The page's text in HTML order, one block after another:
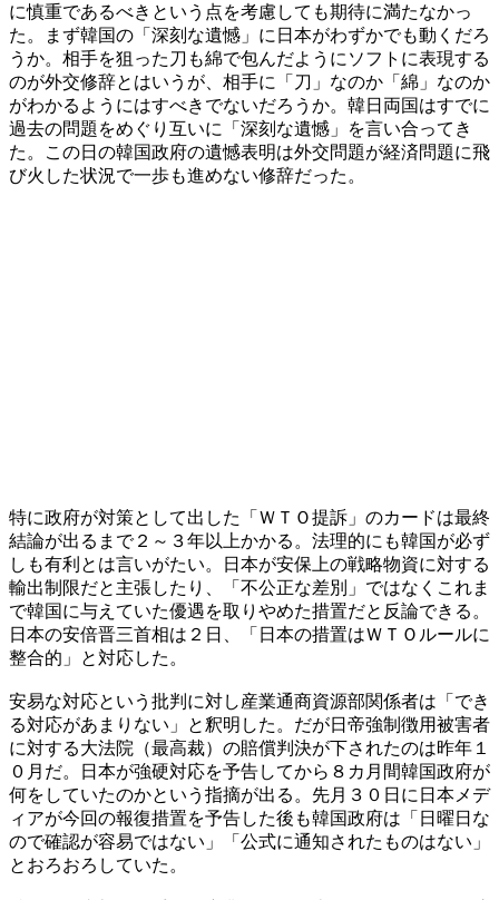
に慎重であるべきという点を考慮しても期待に満たなかっ
た。まず韓国の「深刻な遺憾」に日本がわずかでも動くだろ
うか。相手を狙った刀も綿で包んだようにソフトに表現する
のが外交修辞とはいうが、相手に「刀」なのか「綿」なのか
がわかるようにはすべきでないだろうか。韓日両国はすでに
過去の問題をめぐり互いに「深刻な遺憾」を言い合ってき
た。この日の韓国政府の遺憾表明は外交問題が経済問題に飛
び火した状況で一歩も進めない修辞だった。
特に政府が対策として出した「ＷＴＯ提訴」のカードは最終
結論が出るまで２～３年以上かかる。法理的にも韓国が必ず
しも有利とは言いがたい。日本が安保上の戦略物資に対する
輸出制限だと主張したり、「不公正な差別」ではなくこれま
で韓国に与えていた優遇を取りやめた措置だと反論できる。
日本の安倍晋三首相は２日、「日本の措置はＷＴＯルールに
整合的」と対応した。
安易な対応という批判に対し産業通商資源部関係者は「でき
る対応があまりない」と釈明した。だが日帝強制徴用被害者
に対する大法院（最高裁）の賠償判決が下されたのは昨年１
０月だ。日本が強硬対応を予告してから８カ月間韓国政府が
何をしていたのかという指摘が出る。先月３０日に日本メデ
ィアが今回の報復措置を予告した後も韓国政府は「日曜日な
ので確認が容易ではない」「公式に通知されたものはない」
とおろおろしていた。